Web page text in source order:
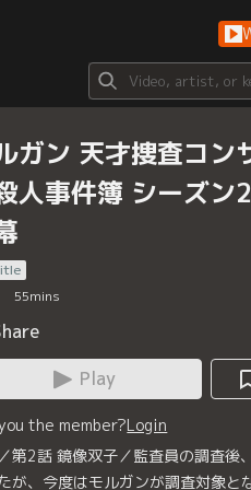
ガン 天才捜査コン
人事件簿 シーズン
55mins
Play
the member?Login
第2話 鏡像双子／監査員の調査後
が、今度はモルガンが調査対象と